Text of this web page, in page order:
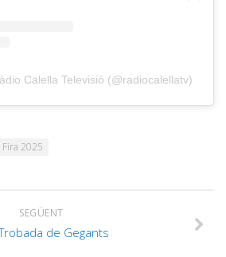
Calella Televisió (@radiocalellatv)
Fira 2025
SEGÜENT
de Gegants